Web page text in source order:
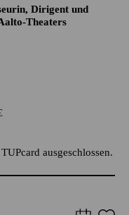
Dirigent und
Theaters
ausgeschlossen.